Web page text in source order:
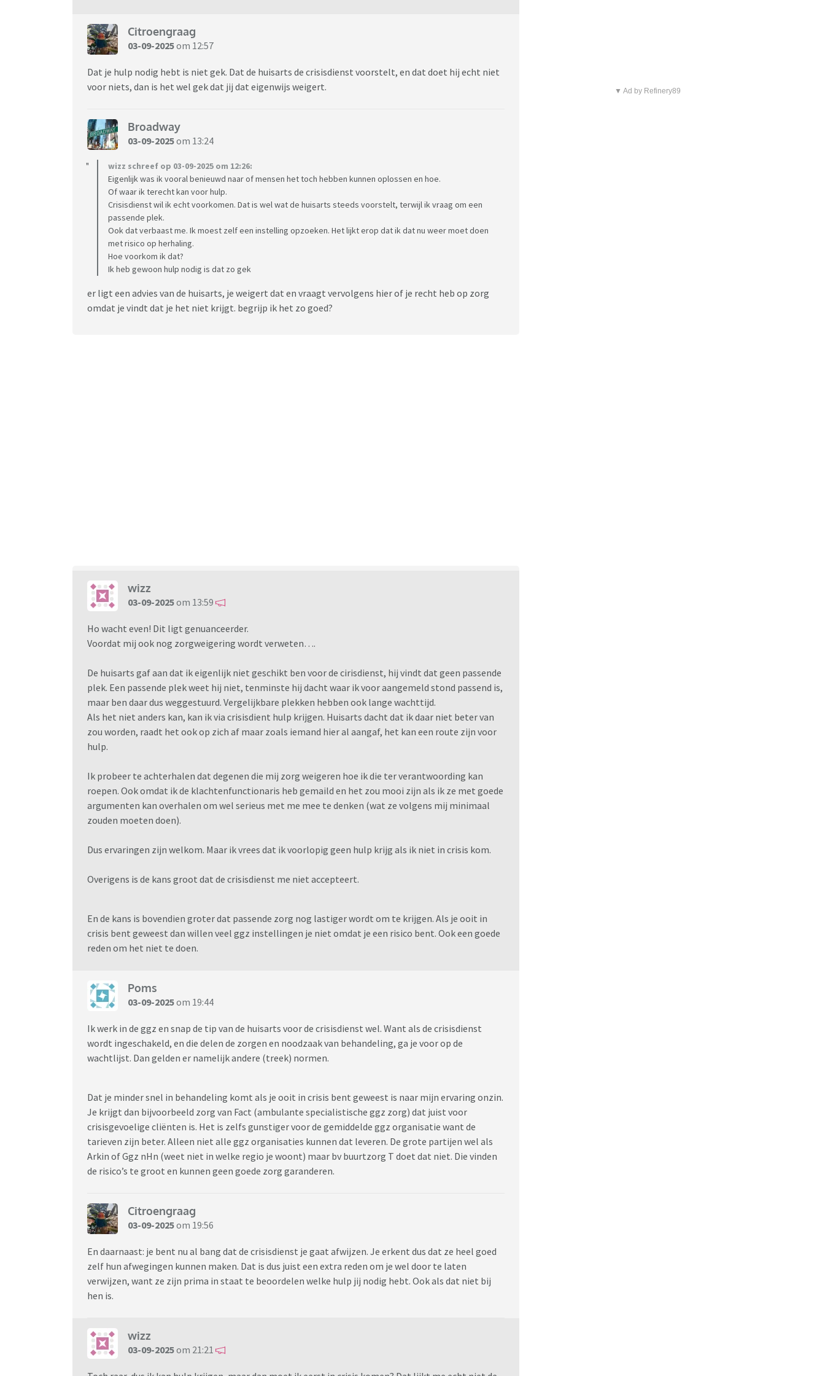
Mijn vraag is; is dit een gebruikelijke gang van zaken bij GGZ instellingen om patiënten na een lange
Heeft iemand hier ervaring mee? En zo ja hoe ging dat bij jou, boden ze iets aan wat op korte
termijn wel passend is?
Ik vind deze gang van zaken zeer onethisch. Maarja ik heb inmiddels wel de indruk dat de GGZ
sowieso een chaos is.
Mijn zorgverzekeraar kan er ook niks mee, want daar gaan ze niet over. Daar heb ik dus niets aan.
Citroengraag
03-09-2025om 12:57
Dat je hulp nodig hebt is niet gek. Dat de huisarts de crisisdienst voorstelt, en dat doet hij echt niet
voor niets, dan is het wel gek dat jij dat eigenwijs weigert.
Broadway
03-09-2025om 13:24
wizz schreef op 03-09-2025 om 12:26:
Eigenlijk was ik vooral benieuwd naar of mensen het toch hebben kunnen oplossen en hoe.
Of waar ik terecht kan voor hulp.
Crisisdienst wil ik echt voorkomen. Dat is wel wat de huisarts steeds voorstelt, terwijl ik vraag om een
passende plek.
Ook dat verbaast me. Ik moest zelf een instelling opzoeken. Het lijkt erop dat ik dat nu weer moet doen
met risico op herhaling.
Hoe voorkom ik dat?
Ik heb gewoon hulp nodig is dat zo gek
er ligt een advies van de huisarts, je weigert dat en vraagt vervolgens hier of je recht heb op zorg
omdat je vindt dat je het niet krijgt. begrijp ik het zo goed?
wizz
03-09-2025om 13:59
Ho wacht even! Dit ligt genuanceerder.
Voordat mij ook nog zorgweigering wordt verweten….
De huisarts gaf aan dat ik eigenlijk niet geschikt ben voor de cirisdienst, hij vindt dat geen passende
plek. Een passende plek weet hij niet, tenminste hij dacht waar ik voor aangemeld stond passend is,
maar ben daar dus weggestuurd. Vergelijkbare plekken hebben ook lange wachttijd.
Als het niet anders kan, kan ik via crisisdient hulp krijgen. Huisarts dacht dat ik daar niet beter van
zou worden, raadt het ook op zich af maar zoals iemand hier al aangaf, het kan een route zijn voor
hulp.
Ik probeer te achterhalen dat degenen die mij zorg weigeren hoe ik die ter verantwoording kan
roepen. Ook omdat ik de klachtenfunctionaris heb gemaild en het zou mooi zijn als ik ze met goede
argumenten kan overhalen om wel serieus met me mee te denken (wat ze volgens mij minimaal
zouden moeten doen).
Dus ervaringen zijn welkom. Maar ik vrees dat ik voorlopig geen hulp krijg als ik niet in crisis kom.
Overigens is de kans groot dat de crisisdienst me niet accepteert.
En de kans is bovendien groter dat passende zorg nog lastiger wordt om te krijgen. Als je ooit in
crisis bent geweest dan willen veel ggz instellingen je niet omdat je een risico bent. Ook een goede
reden om het niet te doen.
Poms
03-09-2025om 19:44
Ik werk in de ggz en snap de tip van de huisarts voor de crisisdienst wel. Want als de crisisdienst
wordt ingeschakeld, en die delen de zorgen en noodzaak van behandeling, ga je voor op de
wachtlijst. Dan gelden er namelijk andere (treek) normen.
Dat je minder snel in behandeling komt als je ooit in crisis bent geweest is naar mijn ervaring onzin.
Je krijgt dan bijvoorbeeld zorg van Fact (ambulante specialistische ggz zorg) dat juist voor
crisisgevoelige cliënten is. Het is zelfs gunstiger voor de gemiddelde ggz organisatie want de
tarieven zijn beter. Alleen niet alle ggz organisaties kunnen dat leveren. De grote partijen wel als
Arkin of Ggz nHn (weet niet in welke regio je woont) maar bv buurtzorg T doet dat niet. Die vinden
de risico’s te groot en kunnen geen goede zorg garanderen.
Citroengraag
03-09-2025om 19:56
En daarnaast: je bent nu al bang dat de crisisdienst je gaat afwijzen. Je erkent dus dat ze heel goed
zelf hun afwegingen kunnen maken. Dat is dus juist een extra reden om je wel door te laten
verwijzen, want ze zijn prima in staat te beoordelen welke hulp jij nodig hebt. Ook als dat niet bij
hen is.
wizz
03-09-2025om 21:21
▼ Ad by Refinery89